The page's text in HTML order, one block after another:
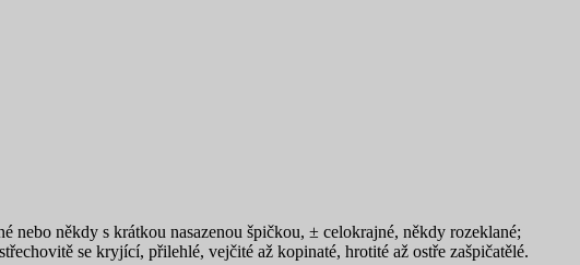
někdy s krátkou nasazenou špičkou, ± celokrajné, někdy rozeklané;
se kryjící, přilehlé, vejčité až kopinaté, hrotité až ostře zašpičatělé.